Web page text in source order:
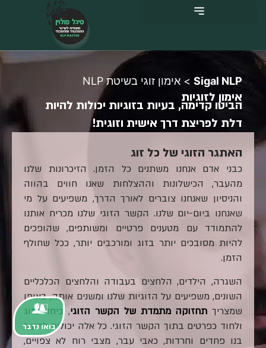
Sigal NLP
> אימון זוגי בשיטת NLP
אימון לזוגיות
הביטו קדימה, בעיות בזוגיות יכולות להיות
דלת לפריצת דרך אישית וזוגית!
האתגר הזוגי של כל זוג
כבני אדם אנחנו משתנים כל הזמן. הזיכרונות שלנו
מהעבר, הכישלונות וההצלחות שאנו חווים בהווה
והניסיון שאנחנו צוברים לאורך הדרך, משפיעים על מי
שאנחנו ביום-יום שלנו. הקשר הזוגי שלנו מכריח אותנו
להתמודד עם מטענים פרטיים ומשותפים, שהופכים
להיות מסובכים יותר בזוג ומורכבים יותר, ככל שחולף
הזמן.
השגרה, הילדים, הלחצים בעבודה והלחצים הכלכליים
השונים, משפיעים על הזוגיות שלנו ומשנים אותה, באופן
שמצריך תחזוקה מתמדת של הקשר הזוגי, ביחד כזוג
ולחוד כפרטים בתוך הקשר הזוגי. כל אלה יכולים להעיר
בנו פחדים וחרדות, כאבי עבר, מצבי רוח לא צפויים,
בואו נדבר